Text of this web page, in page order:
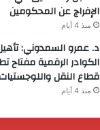
الإفراج عن المحكومين
منذ 4 أيام
د. عمرو السمدوني:
الكوادر الرقمية مفتاح
قطاع النقل
منذ 4 أيام